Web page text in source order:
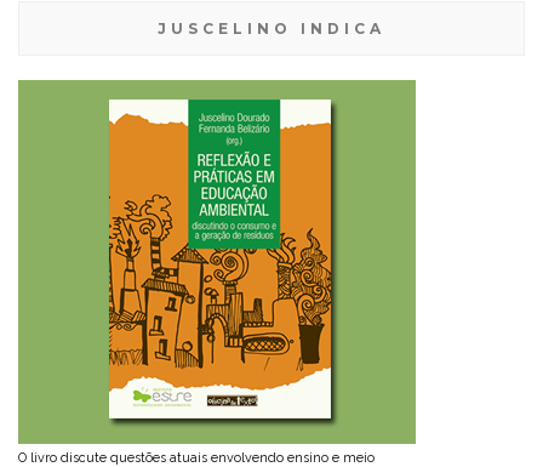
JUSCELINO INDICA
O livro discute questões atuais envolvendo ensino e meio